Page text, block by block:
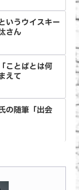
いうウイスキー
さん
ことばとは何
えて
の随筆「出会